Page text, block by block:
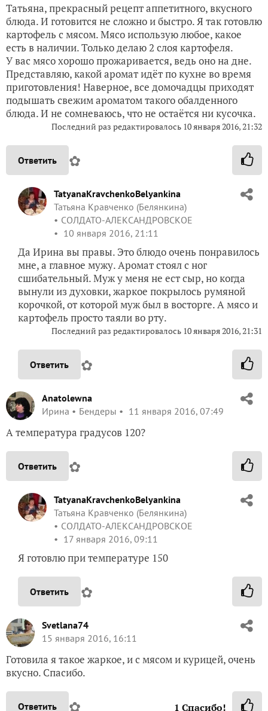
Татьяна, прекрасный рецепт аппетитного, вкусного
блюда. И готовится не сложно и быстро. Я так готовлю
картофель с мясом. Мясо использую любое, какое
есть в наличии. Только делаю 2 слоя картофеля.
У вас мясо хорошо прожаривается, ведь оно на дне.
Представляю, какой аромат идёт по кухне во время
приготовления! Наверное, все домочадцы приходят
подышать свежим ароматом такого обалденного
блюда. И не сомневаюсь, что не остаётся ни кусочка.
Последний раз редактировалось 10 января 2016, 21:32
Ответить ✿
TatyanaKravchenkoBelyankina
Татьяна Кравченко (Белянкина)
СОЛДАТО-АЛЕКСАНДРОВСКОЕ
10 января 2016, 21:11
Да Ирина вы правы. Это блюдо очень понравилось
мне, а главное мужу. Аромат стоял с ног
сшибательный. Муж у меня не ест сыр, но когда
вынули из духовки, жаркое покрылось румяной
корочкой, от которой муж был в восторге. А мясо и
картофель просто таяли во рту.
Последний раз редактировалось 10 января 2016, 21:31
Ответить ✿
Anatolewna
Ирина
Бендеры 11 января 2016, 07:49
А температура градусов 120?
Ответить ✿
TatyanaKravchenkoBelyankina
Татьяна Кравченко (Белянкина)
СОЛДАТО-АЛЕКСАНДРОВСКОЕ
17 января 2016, 09:11
Я готовлю при температуре 150
Ответить ✿
Svetlana74
15 января 2016, 16:11
Готовила я такое жаркое, и с мясом и курицей, очень
вкусно. Спасибо.
Ответить ✿ 1 Спасибо!